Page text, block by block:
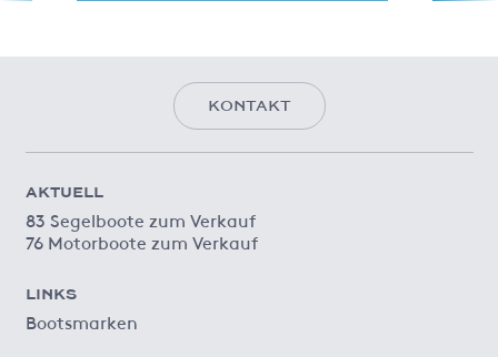
KONTAKT
AKTUELL
83 Segelboote zum Verkauf
76 Motorboote zum Verkauf
LINKS
Bootsmarken